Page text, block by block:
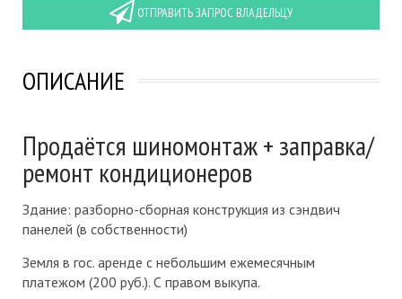
ОТПРАВИТЬ ЗАПРОС ВЛАДЕЛЬЦУ
ОПИСАНИЕ
Продаётся шиномонтаж + заправка/
ремонт кондиционеров
Здание: разборно-сборная конструкция из сэндвич
панелей (в собственности)
Земля в гос. аренде с небольшим ежемесячным
платежом (200 руб.). С правом выкупа.